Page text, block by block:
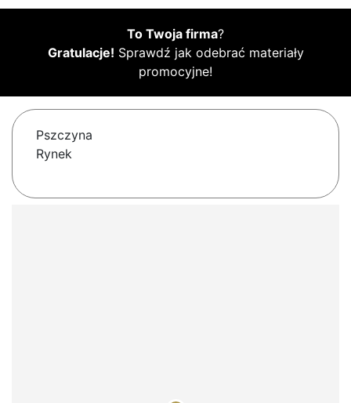
To Twoja firma?
Gratulacje! Sprawdź jak odebrać materiały
promocyjne!
Pszczyna
Rynek